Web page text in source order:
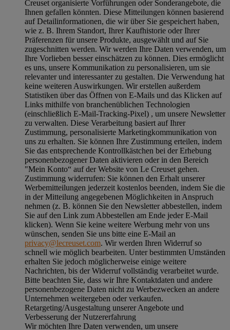
Creuset organisierte Vorführungen oder Sonderangebote, die
Ihnen gefallen könnten. Diese Mitteilungen können basierend
auf Detailinformationen, die wir über Sie gespeichert haben,
wie z. B. Ihrem Standort, Ihrer Kaufhistorie oder Ihrer
Präferenzen für unsere Produkte, ausgewählt und auf Sie
zugeschnitten werden. Wir werden Ihre Daten verwenden, um
Ihre Vorlieben besser einschätzen zu können. Dies ermöglicht
es uns, unsere Kommunikation zu personalisieren, um sie
relevanter und interessanter zu gestalten. Die Verwendung hat
keine weiteren Auswirkungen. Wir erstellen außerdem
Statistiken über das Öffnen von E-Mails und das Klicken auf
Links mithilfe von branchenüblichen Technologien
(einschließlich E-Mail-Tracking-Pixel) , um unsere Newsletter
zu verwalten. Diese Verarbeitung basiert auf Ihrer
Zustimmung, personalisierte Marketingkommunikation von
uns zu erhalten. Sie können Ihre Zustimmung erteilen, indem
Sie das entsprechende Kontrollkästchen bei der Erhebung
personenbezogener Daten aktivieren oder in den Bereich
"Mein Konto“ auf der Website von Le Creuset gehen.
Zustimmung widerrufen: Sie können den Erhalt unserer
Werbemitteilungen jederzeit kostenlos beenden, indem Sie die
in der Mitteilung angegebenen Möglichkeiten in Anspruch
nehmen (z. B. können Sie den Newsletter abbestellen, indem
Sie auf den Link zum Abbestellen am Ende jeder E-Mail
klicken). Wenn Sie keine weitere Werbung mehr von uns
wünschen, senden Sie uns bitte eine E-Mail an
privacy@lecreuset.com. Wir werden Ihren Widerruf so
schnell wie möglich bearbeiten. Unter bestimmten Umständen
erhalten Sie jedoch möglicherweise einige weitere
Nachrichten, bis der Widerruf vollständig verarbeitet wurde.
Bitte beachten Sie, dass wir Ihre Kontaktdaten und andere
personenbezogene Daten nicht zu Werbezwecken an andere
Unternehmen weitergeben oder verkaufen.
Retargeting/Ausgestaltung unserer Angebote und
Verbesserung der Nutzererfahrung
Wir möchten Ihre Daten verwenden, um unsere